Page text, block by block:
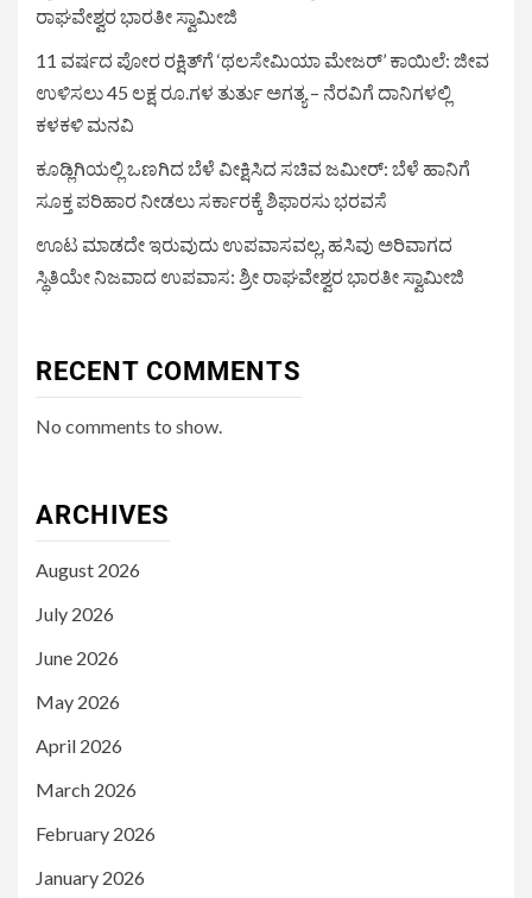
ರಾಘವೇಶ್ವರ ಭಾರತೀ ಸ್ವಾಮೀಜಿ
11 ವರ್ಷದ ಪೋರ ರಕ್ಷಿತ್‌ಗೆ ‘ಥಲಸೇಮಿಯಾ ಮೇಜರ್’ ಕಾಯಿಲೆ: ಜೀವ
ಉಳಿಸಲು 45 ಲಕ್ಷ ರೂ.ಗಳ ತುರ್ತು ಅಗತ್ಯ – ನೆರವಿಗೆ ದಾನಿಗಳಲ್ಲಿ
ಕಳಕಳಿ ಮನವಿ
ಕೂಡ್ಲಿಗಿಯಲ್ಲಿ ಒಣಗಿದ ಬೆಳೆ ವೀಕ್ಷಿಸಿದ ಸಚಿವ ಜಮೀರ್: ಬೆಳೆ ಹಾನಿಗೆ
ಸೂಕ್ತ ಪರಿಹಾರ ನೀಡಲು ಸರ್ಕಾರಕ್ಕೆ ಶಿಫಾರಸು ಭರವಸೆ
ಊಟ ಮಾಡದೇ ಇರುವುದು ಉಪವಾಸವಲ್ಲ, ಹಸಿವು ಅರಿವಾಗದ
ಸ್ಥಿತಿಯೇ ನಿಜವಾದ ಉಪವಾಸ: ಶ್ರೀ ರಾಘವೇಶ್ವರ ಭಾರತೀ ಸ್ವಾಮೀಜಿ
RECENT COMMENTS
No comments to show.
ARCHIVES
August 2026
July 2026
June 2026
May 2026
April 2026
March 2026
February 2026
January 2026